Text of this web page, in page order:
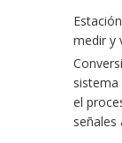
medir y
el
señales